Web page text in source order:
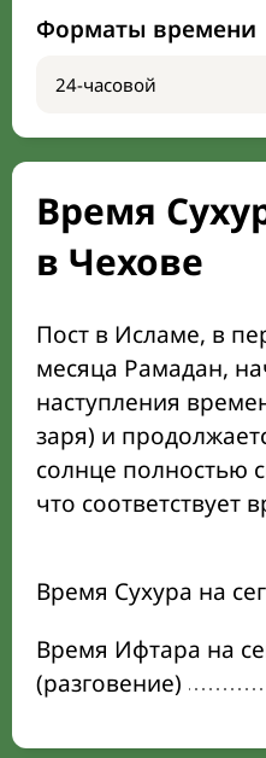
Форматы времени
Время
в Чехове
Пост в Исламе, в
месяца Рамадан,
наступления
заря) и
солнце полностью
что соответствует
Время Сухура на
Время Ифтара на
(разговение)